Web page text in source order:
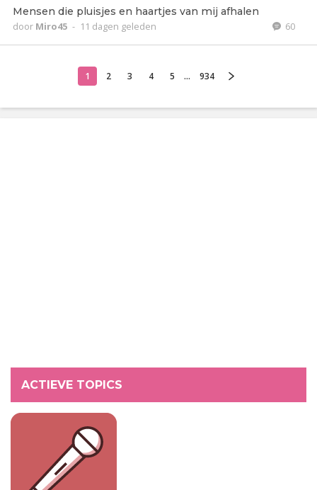
Mensen die pluisjes en haartjes van mij afhalen
door Miro45 - 11 dagen geleden 60
1 2 3 4 5 ... 934
ACTIEVE TOPICS